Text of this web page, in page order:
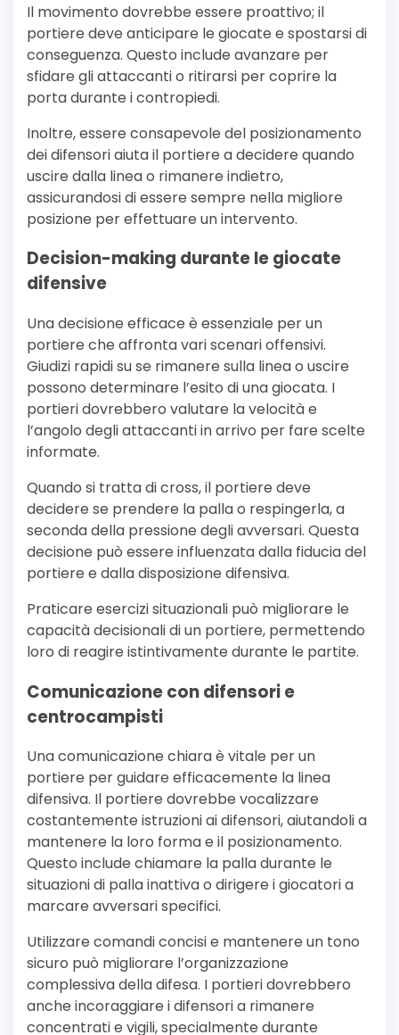
Il movimento dovrebbe essere proattivo; il
portiere deve anticipare le giocate e spostarsi di
conseguenza. Questo include avanzare per
sfidare gli attaccanti o ritirarsi per coprire la
porta durante i contropiedi.
Inoltre, essere consapevole del posizionamento
dei difensori aiuta il portiere a decidere quando
uscire dalla linea o rimanere indietro,
assicurandosi di essere sempre nella migliore
posizione per effettuare un intervento.
Decision-making durante le giocate
difensive
Una decisione efficace è essenziale per un
portiere che affronta vari scenari offensivi.
Giudizi rapidi su se rimanere sulla linea o uscire
possono determinare l’esito di una giocata. I
portieri dovrebbero valutare la velocità e
l’angolo degli attaccanti in arrivo per fare scelte
informate.
Quando si tratta di cross, il portiere deve
decidere se prendere la palla o respingerla, a
seconda della pressione degli avversari. Questa
decisione può essere influenzata dalla fiducia del
portiere e dalla disposizione difensiva.
Praticare esercizi situazionali può migliorare le
capacità decisionali di un portiere, permettendo
loro di reagire istintivamente durante le partite.
Comunicazione con difensori e
centrocampisti
Una comunicazione chiara è vitale per un
portiere per guidare efficacemente la linea
difensiva. Il portiere dovrebbe vocalizzare
costantemente istruzioni ai difensori, aiutandoli a
mantenere la loro forma e il posizionamento.
Questo include chiamare la palla durante le
situazioni di palla inattiva o dirigere i giocatori a
marcare avversari specifici.
Utilizzare comandi concisi e mantenere un tono
sicuro può migliorare l’organizzazione
complessiva della difesa. I portieri dovrebbero
anche incoraggiare i difensori a rimanere
concentrati e vigili, specialmente durante